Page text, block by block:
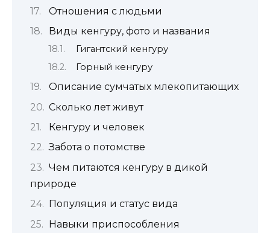
Отношения с людьми
Виды кенгуру, фото и названия
Гигантский кенгуру
Горный кенгуру
Описание сумчатых млекопитающих
Сколько лет живут
Кенгуру и человек
Забота о потомстве
Чем питаются кенгуру в дикой
природе
Популяция и статус вида
Навыки приспособления